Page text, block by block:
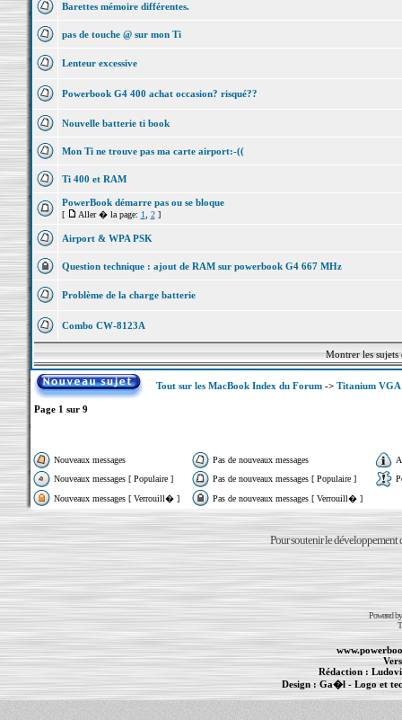
Barettes mémoire différentes.
pas de touche @ sur mon Ti
Lenteur excessive
Powerbook G4 400 achat occasion? risqué??
Nouvelle batterie ti book
Mon Ti ne trouve pas ma carte airport:-((
Ti 400 et RAM
PowerBook démarre pas ou se bloque
[ Aller � la page: 1 2]
Airport & WPA PSK
Question technique : ajout de RAM sur powerbook G4 667 MHz
Problème de la charge batterie
Combo CW-8123A
Montrer les
Tout sur les MacBook Index du Forum-> Titanium VGA
Page 1 sur 9
Nouveaux messages Pas de nouveaux messages
Nouveaux messages [ Populaire ]
Pas de nouveaux messages [ Populaire ]
Nouveaux messages [ Verrouill� ]
Pas de nouveaux messages [ Verrouill� ]
Pour soutenir le développement
Powered
Rédaction :
Design : Ga�l- Logo et